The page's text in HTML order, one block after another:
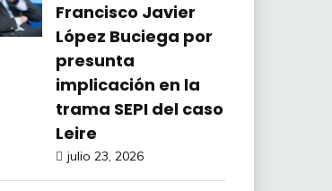
Francisco Javier
López Buciega por
presunta
implicación en la
trama SEPI del caso
Leire
julio 23, 2026